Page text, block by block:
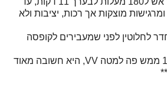
מוצקות אך רכות, יציבות ולא
לחלוטין לפני שמעבירים לקופסה
***שימו לב להערה מס' 1 ממש פה למטה VV, היא חשובה מאוד